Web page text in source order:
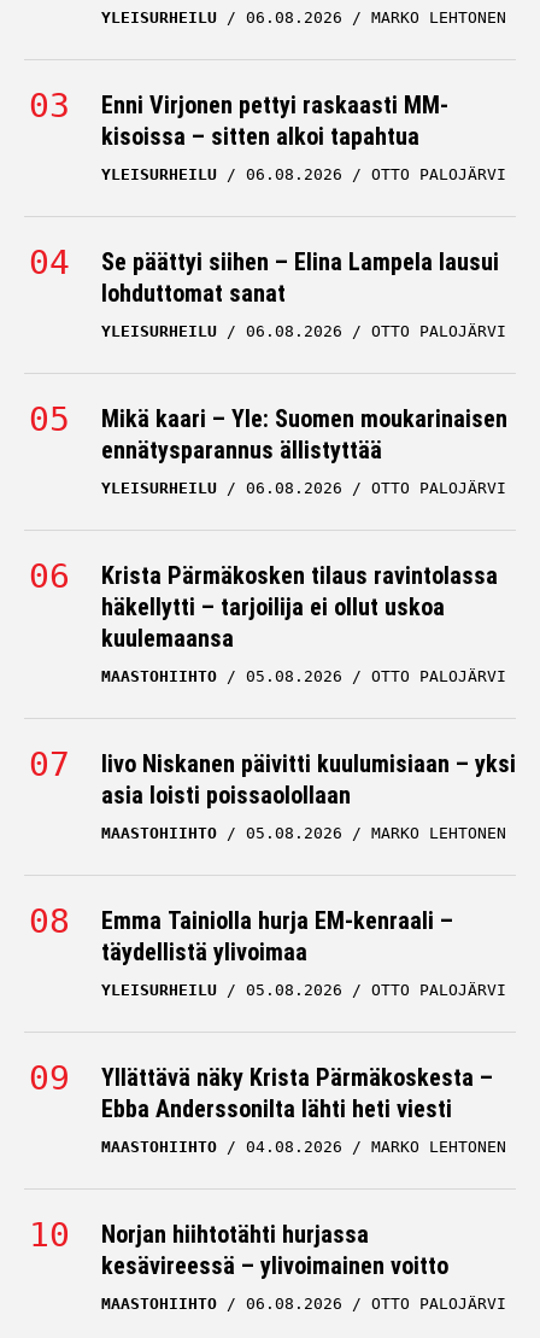
YLEISURHEILU 06.08.2026 MARKO LEHTONEN
Enni Virjonen pettyi raskaasti MM-
kisoissa – sitten alkoi tapahtua
YLEISURHEILU 06.08.2026 OTTO PALOJÄRVI
Se päättyi siihen – Elina Lampela lausui
lohduttomat sanat
YLEISURHEILU 06.08.2026 OTTO PALOJÄRVI
Mikä kaari – Yle: Suomen moukarinaisen
ennätysparannus ällistyttää
YLEISURHEILU 06.08.2026 OTTO PALOJÄRVI
Krista Pärmäkosken tilaus ravintolassa
häkellytti – tarjoilija ei ollut uskoa
kuulemaansa
MAASTOHIIHTO 05.08.2026 OTTO PALOJÄRVI
Iivo Niskanen päivitti kuulumisiaan – yksi
asia loisti poissaolollaan
MAASTOHIIHTO 05.08.2026 MARKO LEHTONEN
Emma Tainiolla hurja EM-kenraali –
täydellistä ylivoimaa
YLEISURHEILU 05.08.2026 OTTO PALOJÄRVI
Yllättävä näky Krista Pärmäkoskesta –
Ebba Anderssonilta lähti heti viesti
MAASTOHIIHTO 04.08.2026 MARKO LEHTONEN
Norjan hiihtotähti hurjassa
kesävireessä – ylivoimainen voitto
MAASTOHIIHTO 06.08.2026 OTTO PALOJÄRVI